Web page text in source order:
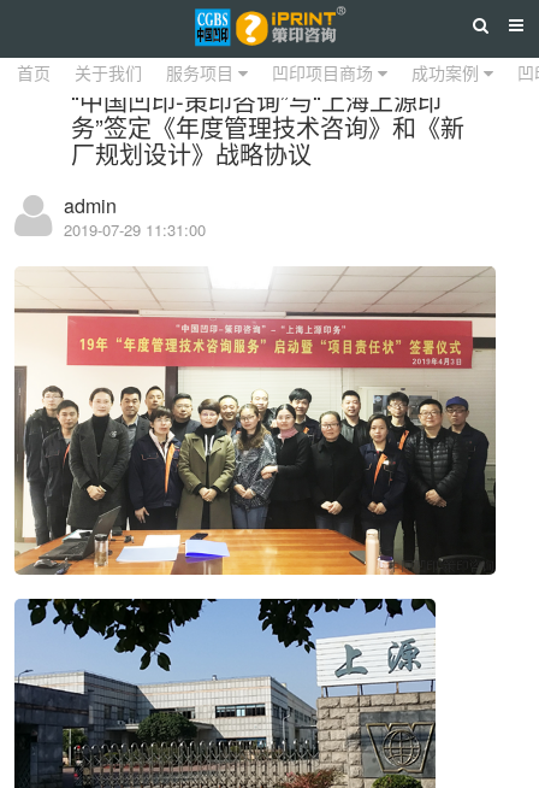
详情
首页 关于我们 服务项目 凹印项目商场 成功案例
“中国凹印-策印咨询”与“上海上源印
务”签定《年度管理技术咨询》和《新
厂规划设计》战略协议
admin
2019-07-29 11:31:00